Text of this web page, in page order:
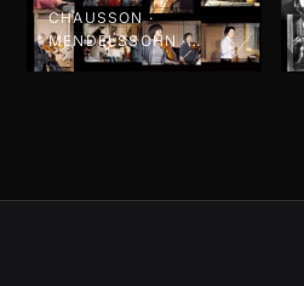
CHAUSSON ·
MENDELSSOHN ·
SCHUBERT · HAENDEL